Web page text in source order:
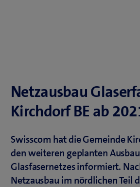
Netzausbau
Kirchdorf BE ab
Swisscom hat die Gemeinde
den weiteren geplanten
Glasfasernetzes informiert.
Netzausbau im nördlichen Teil